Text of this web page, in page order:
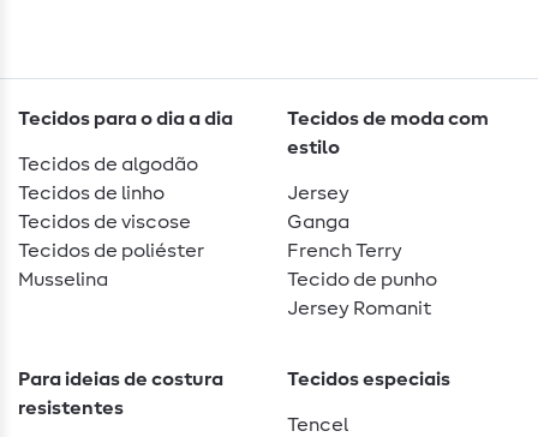
Tecidos para o dia a dia
Tecidos de algodão
Tecidos de linho
Tecidos de viscose
Tecidos de poliéster
Musselina
Tecidos de moda com
estilo
Jersey
Ganga
French Terry
Tecido de punho
Jersey Romanit
Para ideias de costura
resistentes
Tecidos especiais
Tencel